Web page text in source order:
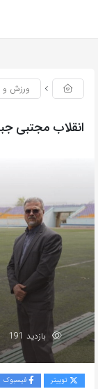
ورزش و
انقلاب مجتبی
بازدید 191
توییتر فیسبوک